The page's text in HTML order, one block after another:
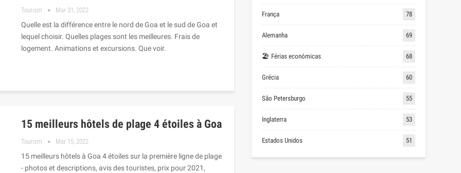
Tourism Mar 31, 2022
Quelle est la différence entre le nord de Goa et le sud de Goa et
lequel choisir. Quelles plages sont les meilleures. Frais de
logement. Animations et excursions. Que voir.
15 meilleurs hôtels de plage 4 étoiles à Goa
Tourism Mar 15, 2022
15 meilleurs hôtels à Goa 4 étoiles sur la première ligne de plage
- photos et descriptions, avis des touristes, prix pour 2021,
França 78
Alemanha 69
🏖 Férias económicas 68
Grécia 60
São Petersburgo 55
Inglaterra 53
Estados Unidos 51